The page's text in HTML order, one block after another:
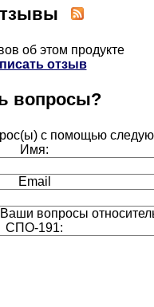
об этом продукте
отзыв
вопросы?
с помощью
Имя:
Email
вопросы
СПО-191: